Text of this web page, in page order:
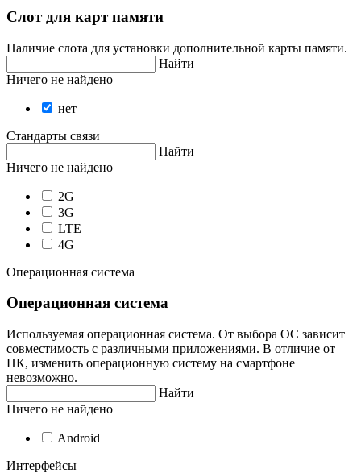
Слот для карт памяти
Наличие слота для установки дополнительной карты памяти.
Найти
Ничего не найдено
нет
Стандарты связи
Найти
Ничего не найдено
2G
3G
LTE
4G
Операционная система
Операционная система
Используемая операционная система. От выбора ОС зависит
совместимость с различными приложениями. В отличие от
ПК, изменить операционную систему на смартфоне
невозможно.
Найти
Ничего не найдено
Android
Интерфейсы